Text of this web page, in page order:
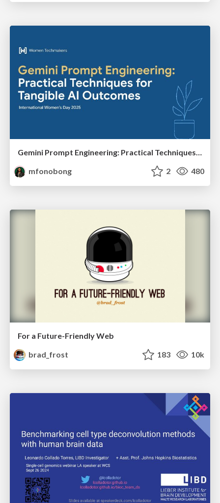
mfonobong
2 480
For a Future-Friendly Web
brad_frost
183 10k